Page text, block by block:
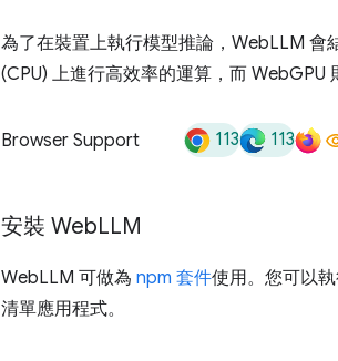
為了在裝置上執行模型推論，WebLLM 會
(CPU) 上進行高效率的運算，而 WebGPU
Browser Support 113 113
安裝 WebLLM
WebLLM 可做為 npm 套件使用。您可以
清單應用程式。